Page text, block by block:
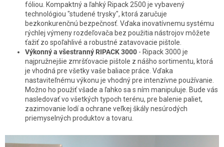
fóliou. Kompaktný a ľahký Ripack 2500 je vybavený
technológiou "studené trysky", ktorá zaručuje
bezkonkurenčnú bezpečnosť. Vďaka inovatívnemu systému
rýchlej výmeny rozdeľovača bez použitia nástrojov môžete
ťažiť zo spoľahlivé a robustné zatavovacie pištole.
Výkonný a všestranný RIPACK 3000 - Ripack 3000 je
najpružnejšie zmršťovacie pištole z nášho sortimentu, ktorá
je vhodná pre všetky vaše baliace práce. Vďaka
nastaviteľnému výkonu je vhodný pre intenzívne používanie.
Možno ho použiť všade a ľahko sa s ním manipuluje. Bude vás
nasledovať vo všetkých typoch terénu, pre balenie paliet,
zazimovanie lodí a ochrane veľkej škály nesúrodých
priemyselných produktov a tovaru.